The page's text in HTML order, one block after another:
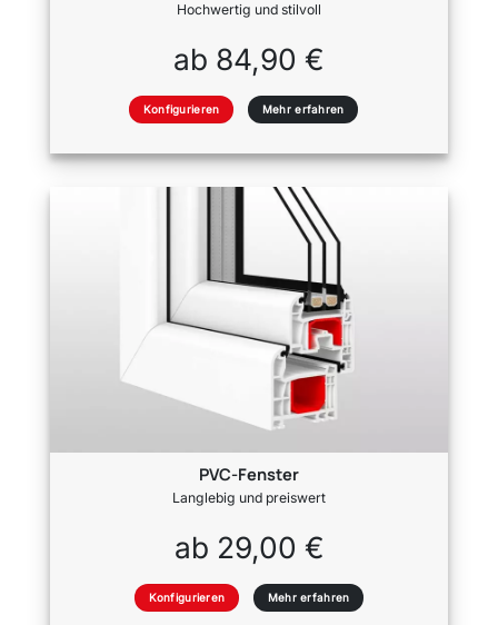
Hochwertig und stilvoll
ab 84,90 €
Konfigurieren Mehr erfahren
PVC-Fenster
Langlebig und preiswert
ab 29,00 €
Konfigurieren Mehr erfahren